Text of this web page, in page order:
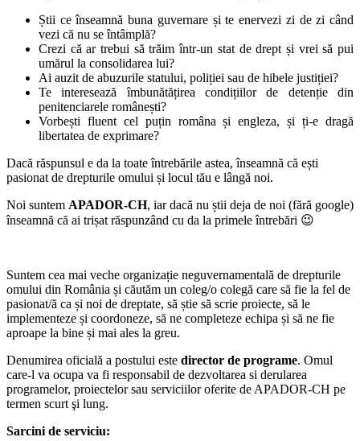
Știi ce înseamnă buna guvernare și te enervezi zi de zi când
vezi că nu se întâmplă?
Crezi că ar trebui să trăim într-un stat de drept și vrei să pui
umărul la consolidarea lui?
Ai auzit de abuzurile statului, poliției sau de hibele justiției?
Te interesează îmbunătățirea condițiilor de detenție din
penitenciarele românești?
Vorbești fluent cel puțin româna și engleza, și ți-e dragă
libertatea de exprimare?
Dacă răspunsul e da la toate întrebările astea, înseamnă că ești
pasionat de drepturile omului și locul tău e lângă noi.
Noi suntem APADOR-CH, iar dacă nu știi deja de noi (fără google)
înseamnă că ai trișat răspunzând cu da la primele întrebări 😉
Suntem cea mai veche organizație neguvernamentală de drepturile
omului din România și căutăm un coleg/o colegă care să fie la fel de
pasionat/ă ca și noi de dreptate, să știe să scrie proiecte, să le
implementeze și coordoneze, să ne completeze echipa și să ne fie
aproape la bine și mai ales la greu.
Denumirea oficială a postului este director de programe. Omul
care-l va ocupa va fi responsabil de dezvoltarea si derularea
programelor, proiectelor sau serviciilor oferite de APADOR-CH pe
termen scurt şi lung.
Sarcini de serviciu: